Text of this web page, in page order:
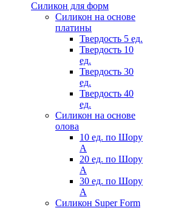
Силикон для форм
Силикон на основе
платины
Твердость 5 ед.
Твердость 10
ед.
Твердость 30
ед.
Твердость 40
ед.
Силикон на основе
олова
10 ед. по Шору
А
20 ед. по Шору
А
30 ед. по Шору
А
Силикон Super Form